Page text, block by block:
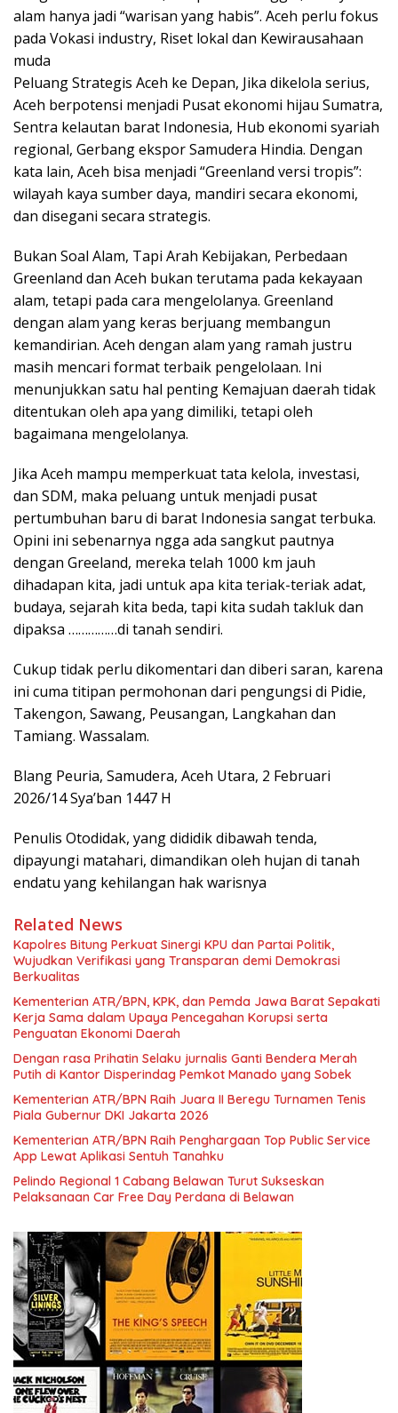
alam hanya jadi “warisan yang habis”. Aceh perlu fokus
pada Vokasi industry, Riset lokal dan Kewirausahaan
muda
Peluang Strategis Aceh ke Depan, Jika dikelola serius,
Aceh berpotensi menjadi Pusat ekonomi hijau Sumatra,
Sentra kelautan barat Indonesia, Hub ekonomi syariah
regional, Gerbang ekspor Samudera Hindia. Dengan
kata lain, Aceh bisa menjadi “Greenland versi tropis”:
wilayah kaya sumber daya, mandiri secara ekonomi,
dan disegani secara strategis.
Bukan Soal Alam, Tapi Arah Kebijakan, Perbedaan
Greenland dan Aceh bukan terutama pada kekayaan
alam, tetapi pada cara mengelolanya. Greenland
dengan alam yang keras berjuang membangun
kemandirian. Aceh dengan alam yang ramah justru
masih mencari format terbaik pengelolaan. Ini
menunjukkan satu hal penting Kemajuan daerah tidak
ditentukan oleh apa yang dimiliki, tetapi oleh
bagaimana mengelolanya.
Jika Aceh mampu memperkuat tata kelola, investasi,
dan SDM, maka peluang untuk menjadi pusat
pertumbuhan baru di barat Indonesia sangat terbuka.
Opini ini sebenarnya ngga ada sangkut pautnya
dengan Greeland, mereka telah 1000 km jauh
dihadapan kita, jadi untuk apa kita teriak-teriak adat,
budaya, sejarah kita beda, tapi kita sudah takluk dan
dipaksa ……………di tanah sendiri.
Cukup tidak perlu dikomentari dan diberi saran, karena
ini cuma titipan permohonan dari pengungsi di Pidie,
Takengon, Sawang, Peusangan, Langkahan dan
Tamiang. Wassalam.
Blang Peuria, Samudera, Aceh Utara, 2 Februari
2026/14 Sya’ban 1447 H
Penulis Otodidak, yang dididik dibawah tenda,
dipayungi matahari, dimandikan oleh hujan di tanah
endatu yang kehilangan hak warisnya
Related News
Kapolres Bitung Perkuat Sinergi KPU dan Partai Politik,
Wujudkan Verifikasi yang Transparan demi Demokrasi
Berkualitas
Kementerian ATR/BPN, KPK, dan Pemda Jawa Barat Sepakati
Kerja Sama dalam Upaya Pencegahan Korupsi serta
Penguatan Ekonomi Daerah
Dengan rasa Prihatin Selaku jurnalis Ganti Bendera Merah
Putih di Kantor Disperindag Pemkot Manado yang Sobek
Kementerian ATR/BPN Raih Juara II Beregu Turnamen Tenis
Piala Gubernur DKI Jakarta 2026
Kementerian ATR/BPN Raih Penghargaan Top Public Service
App Lewat Aplikasi Sentuh Tanahku
Pelindo Regional 1 Cabang Belawan Turut Sukseskan
Pelaksanaan Car Free Day Perdana di Belawan